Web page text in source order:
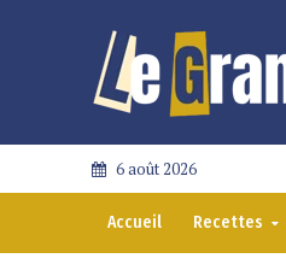
6 août 2026
Accueil Recettes